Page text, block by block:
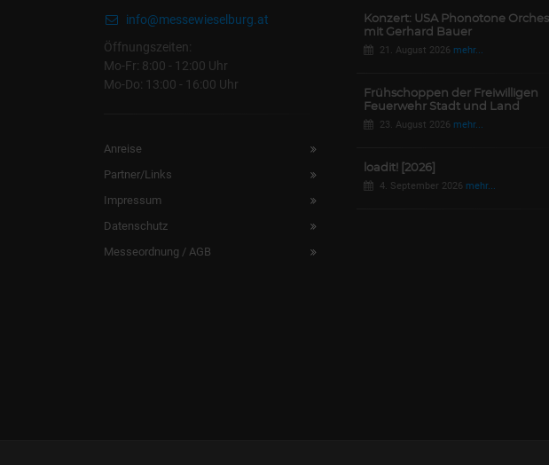
info@messewieselburg.at
Öffnungszeiten:
Mo-Fr: 8:00 - 12:00 Uhr
Mo-Do: 13:00 - 16:00 Uhr
Anreise
Partner/Links
Impressum
Datenschutz
Messeordnung / AGB
Konzert: USA Phonotone
mit Gerhard Bauer
21. August 2026 mehr...
Frühschoppen der Freiwilligen
Feuerwehr Stadt und Land
23. August 2026 mehr...
loadit! [2026]
4. September 2026 mehr...